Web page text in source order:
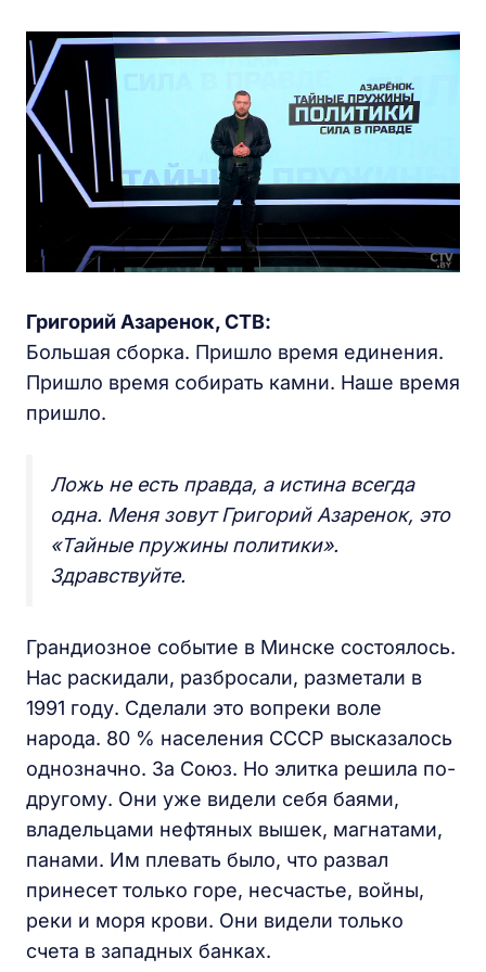
Григорий Азаренок, СТВ:
Большая сборка. Пришло время единения.
Пришло время собирать камни. Наше время
пришло.
Ложь не есть правда, а истина всегда
одна. Меня зовут Григорий Азаренок, это
«Тайные пружины политики».
Здравствуйте.
Грандиозное событие в Минске состоялось.
Нас раскидали, разбросали, разметали в
1991 году. Сделали это вопреки воле
народа. 80 % населения СССР высказалось
однозначно. За Союз. Но элитка решила по-
другому. Они уже видели себя баями,
владельцами нефтяных вышек, магнатами,
панами. Им плевать было, что развал
принесет только горе, несчастье, войны,
реки и моря крови. Они видели только
счета в западных банках.